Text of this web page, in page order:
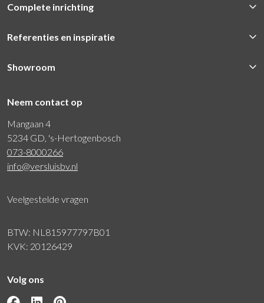
Complete inrichting
Referenties en inspiratie
Showroom
Neem contact op
Mangaan 4
5234 GD, 's-Hertogenbosch
073-8000266
info@versluisbv.nl
Veelgestelde vragen
BTW: NL815977797B01
KVK: 20126429
Volg ons